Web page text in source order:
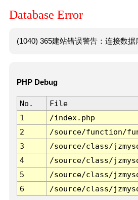
Database Error
(1040) 365建站错误警告：连接数
PHP Debug
No. File
1
/index.php
2
/source/function/
3
/source/class/
4
/source/class/
5
/source/class/
6
/source/class/